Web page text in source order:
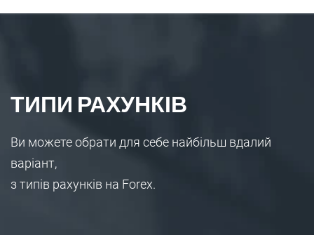
ТИПИ РАХУНКІВ
Ви можете обрати для себе найбільш вдалий
варіант,
з типів рахунків на Forex.